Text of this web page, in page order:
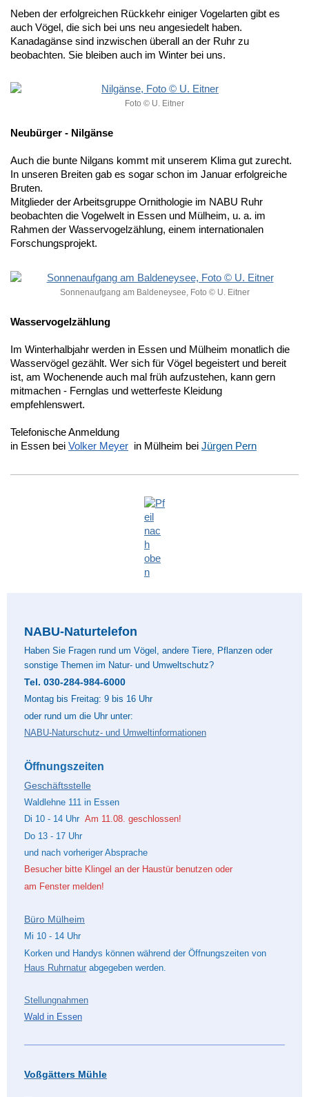
Neben der erfolgreichen Rückkehr einiger Vogelarten gibt es
auch Vögel, die sich bei uns neu angesiedelt haben.
Kanadagänse sind inzwischen überall an der Ruhr zu
beobachten. Sie bleiben auch im Winter bei uns.
Foto © U. Eitner
Neubürger - Nilgänse
Auch die bunte Nilgans kommt mit unserem Klima gut zurecht.
In unseren Breiten gab es sogar schon im Januar erfolgreiche
Bruten.
Mitglieder der Arbeitsgruppe Ornithologie im NABU Ruhr
beobachten die Vogelwelt in Essen und Mülheim, u. a. im
Rahmen der Wasservogelzählung, einem internationalen
Forschungsprojekt.
Sonnenaufgang am Baldeneysee, Foto © U. Eitner
Wasservogelzählung
Im Winterhalbjahr werden in Essen und Mülheim monatlich die
Wasservögel gezählt. Wer sich für Vögel begeistert und bereit
ist, am Wochenende auch mal früh aufzustehen, kann gern
mitmachen - Fernglas und wetterfeste Kleidung
empfehlenswert.
Telefonische Anmeldung
in Essen bei Volker Meyer in Mülheim bei Jürgen Pern
NABU-Naturtelefon
Haben Sie Fragen rund um Vögel, andere Tiere, Pflanzen oder
sonstige Themen im Natur- und Umweltschutz?
Tel. 030-284-984-6000
Montag bis Freitag: 9 bis 16 Uhr
oder rund um die Uhr unter:
NABU-Naturschutz- und Umweltinformationen
Öffnungszeiten
Geschäftsstelle
Waldlehne 111 in Essen
Di 10 - 14 Uhr Am 11.08. geschlossen!
Do 13 - 17 Uhr
und nach vorheriger Absprache
Besucher bitte Klingel an der Haustür benutzen oder
am Fenster melden!
Büro Mülheim
Mi 10 - 14 Uhr
Korken und Handys können während der Öffnungszeiten von
Haus Ruhrnatur abgegeben werden.
Stellungnahmen
Wald in Essen
Voßgätters Mühle